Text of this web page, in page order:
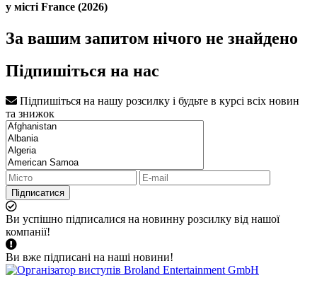
у місті France (2026)
За вашим запитом нічого не знайдено
Підпишіться на нас
Підпишіться на нашу розсилку і будьте в курсі всіх новин
та знижок
Підписатися
Ви успішно підписалися на новинну розсилку від нашої
компанії!
Ви вже підписані на наші новини!